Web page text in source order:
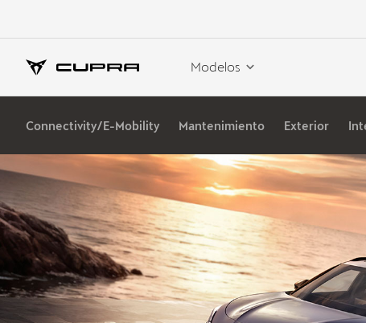
Modelos
Connectivity/E-Mobility Mantenimiento Exterior